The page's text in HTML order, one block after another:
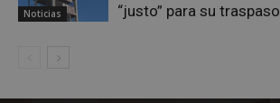
Noticias
“justo” para su traspaso